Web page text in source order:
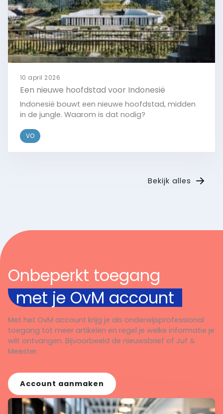
10 april 2026
Een nieuwe hoofdstad voor Indonesië
Indonesië bouwt een nieuwe hoofdstad, midden
in de jungle. Waarom is dat nodig?
VO
Bekijk alles
Onbeperkt toegang
met je OvM account
Met het OvM account krijg je als onderwijsprofessional
toegang tot meer artikelen en regel je welke informatie je
wilt ontvangen. Bijvoorbeeld de nieuwsbrief of Juf &
Meester.
Account aanmaken